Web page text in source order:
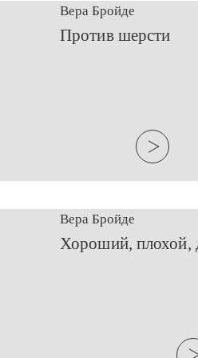
Вера Бройде
​Против шерсти
Вера Бройде
​Хороший, плохой,